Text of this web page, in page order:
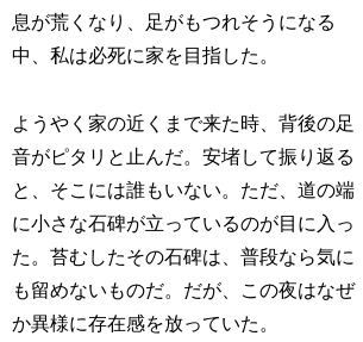
息が荒くなり、足がもつれそうになる
中、私は必死に家を目指した。
ようやく家の近くまで来た時、背後の足
音がピタリと止んだ。安堵して振り返る
と、そこには誰もいない。ただ、道の端
に小さな石碑が立っているのが目に入っ
た。苔むしたその石碑は、普段なら気に
も留めないものだ。だが、この夜はなぜ
か異様に存在感を放っていた。